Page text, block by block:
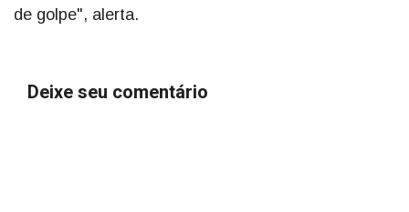
de golpe", alerta.
Deixe seu comentário